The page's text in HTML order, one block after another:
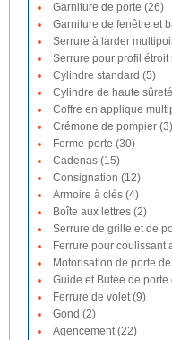
Garniture de porte (26)
Garniture de fenêtre et
Serrure à larder
Serrure pour profil étroit
Cylindre standard (5)
Cylindre de haute
Coffre en applique
Crémone de pompier (3)
Ferme-porte (30)
Cadenas (15)
Consignation (12)
Armoire à clés (4)
Boîte aux lettres (2)
Serrure de grille et de
Ferrure pour coulissant
Motorisation de porte
Guide et Butée de
Ferrure de volet (9)
Gond (2)
Agencement (22)